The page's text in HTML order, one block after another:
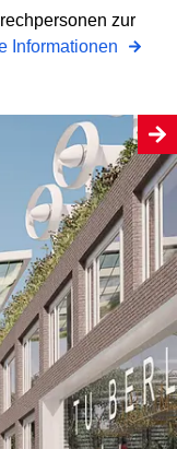
zur
Informationen